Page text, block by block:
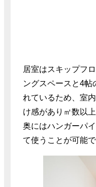
居室はスキップフ
ングスペースと4帖
れているため、室
け感があり㎡数以
奥にはハンガーパ
て使うことが可能で